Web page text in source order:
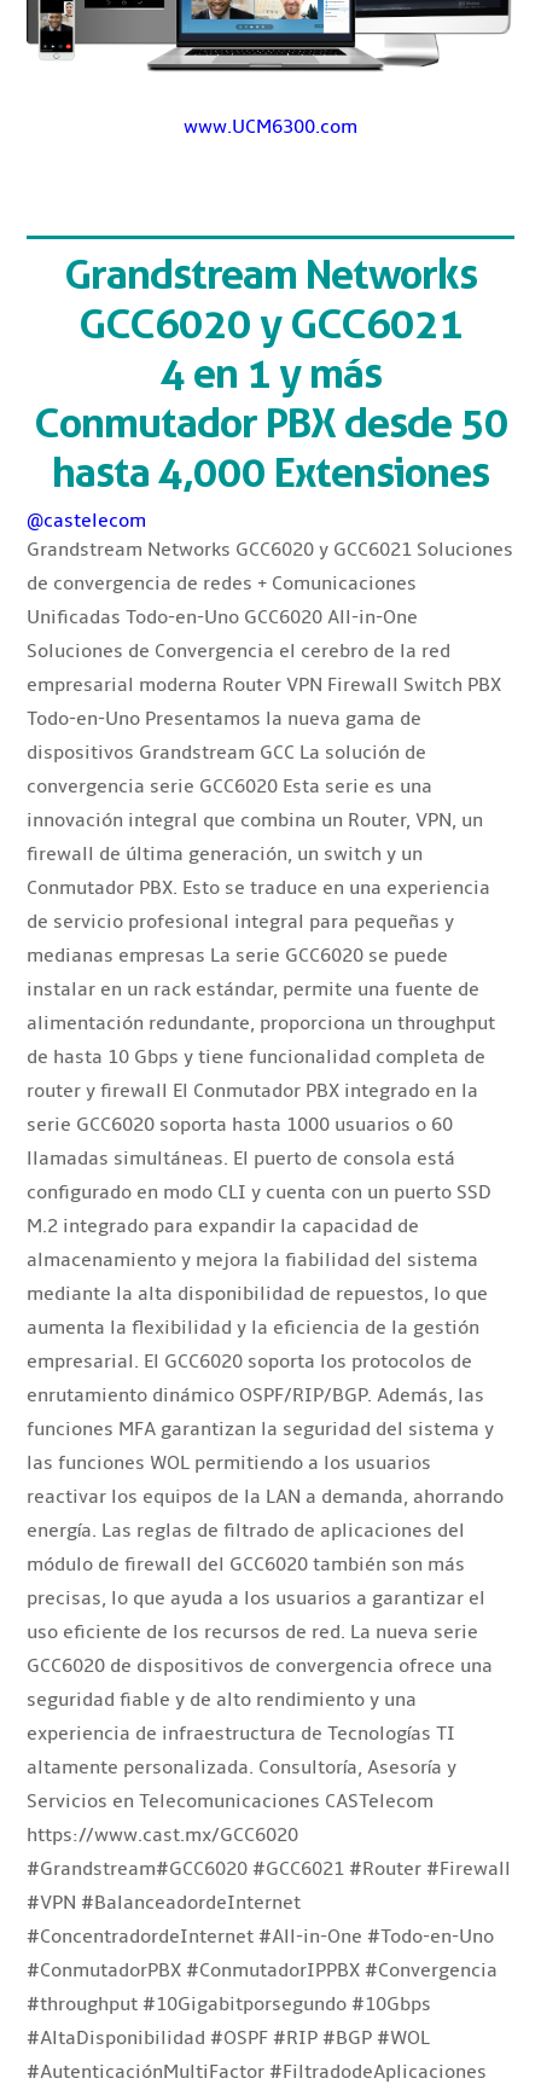
www.UCM6300.com
Grandstream Networks
GCC6020 y GCC6021
4 en 1 y más
Conmutador PBX desde 50
hasta 4,000 Extensiones
@castelecom
Grandstream Networks GCC6020 y GCC6021 Soluciones
de convergencia de redes + Comunicaciones
Unificadas Todo-en-Uno GCC6020 All-in-One
Soluciones de Convergencia el cerebro de la red
empresarial moderna Router VPN Firewall Switch PBX
Todo-en-Uno Presentamos la nueva gama de
dispositivos Grandstream GCC La solución de
convergencia serie GCC6020 Esta serie es una
innovación integral que combina un Router, VPN, un
firewall de última generación, un switch y un
Conmutador PBX. Esto se traduce en una experiencia
de servicio profesional integral para pequeñas y
medianas empresas La serie GCC6020 se puede
instalar en un rack estándar, permite una fuente de
alimentación redundante, proporciona un throughput
de hasta 10 Gbps y tiene funcionalidad completa de
router y firewall El Conmutador PBX integrado en la
serie GCC6020 soporta hasta 1000 usuarios o 60
llamadas simultáneas. El puerto de consola está
configurado en modo CLI y cuenta con un puerto SSD
M.2 integrado para expandir la capacidad de
almacenamiento y mejora la fiabilidad del sistema
mediante la alta disponibilidad de repuestos, lo que
aumenta la flexibilidad y la eficiencia de la gestión
empresarial. El GCC6020 soporta los protocolos de
enrutamiento dinámico OSPF/RIP/BGP. Además, las
funciones MFA garantizan la seguridad del sistema y
las funciones WOL permitiendo a los usuarios
reactivar los equipos de la LAN a demanda, ahorrando
energía. Las reglas de filtrado de aplicaciones del
módulo de firewall del GCC6020 también son más
precisas, lo que ayuda a los usuarios a garantizar el
uso eficiente de los recursos de red. La nueva serie
GCC6020 de dispositivos de convergencia ofrece una
seguridad fiable y de alto rendimiento y una
experiencia de infraestructura de Tecnologías TI
altamente personalizada. Consultoría, Asesoría y
Servicios en Telecomunicaciones CASTelecom
https://www.cast.mx/GCC6020
#Grandstream#GCC6020 #GCC6021 #Router #Firewall
#VPN #BalanceadordeInternet
#ConcentradordeInternet #All-in-One #Todo-en-Uno
#ConmutadorPBX #ConmutadorIPPBX #Convergencia
#throughput #10Gigabitporsegundo #10Gbps
#AltaDisponibilidad #OSPF #RIP #BGP #WOL
#AutenticaciónMultiFactor #FiltradodeAplicaciones